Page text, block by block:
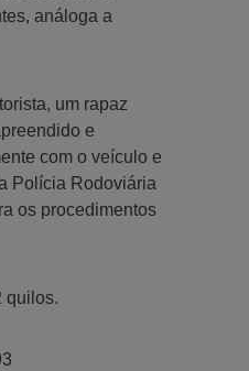
análoga a
um rapaz
e
com o veículo e
Polícia Rodoviária
os procedimentos
quilos.